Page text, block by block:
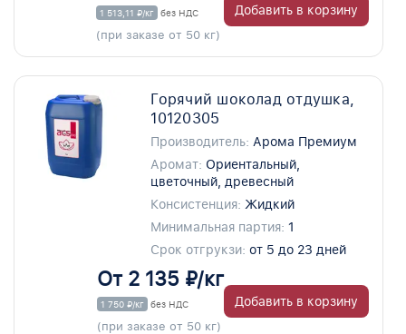
1 513,11 ₽/кг без НДС
(при заказе от 50 кг)
Добавить в корзину
Горячий шоколад отдушка,
10120305
Производитель: Арома Премиум
Аромат: Ориентальный,
цветочный, древесный
Консистенция: Жидкий
Минимальная партия: 1
Срок отгрукзи: от 5 до 23 дней
От 2 135 ₽/кг
1 750 ₽/кг без НДС
(при заказе от 50 кг)
Добавить в корзину